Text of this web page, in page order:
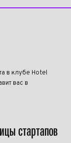
в клубе Hotel
вас в
стартапов